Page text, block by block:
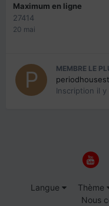
Maximum en ligne
27414
20 mai
MEMBRE LE
Inscription il y
Langue Thème
Nous